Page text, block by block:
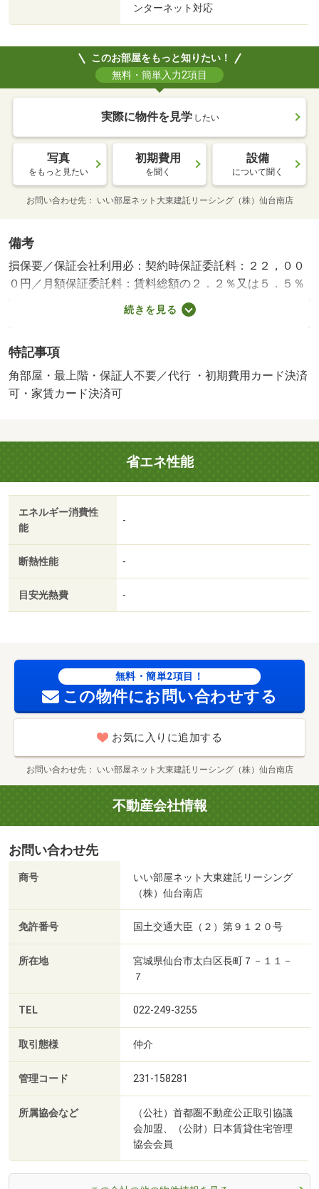
ンターネット対応
このお部屋をもっと知りたい！
無料・簡単入力2項目
実際に物件を見学 したい
写真
をもっと見たい
初期費用
を聞く
設備
について聞く
お問い合わせ先 いい部屋ネット大東建託リーシング（株）仙台南店
備考
損保要／保証会社利用必：契約時保証委託料：２２，００
０円／月額保証委託料：賃料総額の２．２％又は５．５％
／退去時クリーニング費用￥６００００が契約時必要。貸
主インボイス登録あり／更新事務手数料２２０００円／ｒ
００円／家賃割引対象のお部屋です。更新後の家賃は月額
５５，０００円とします。／バストイレ別／バルコニー／
エアコン／ガスコンロ対応／クロゼット／フローリング／
浴室／角住戸／温水洗浄便座／洗面所独立／洗面化粧台／
２口コンロ／駐輪場／宅配ボックス／防犯カメラ／照明付
／グリル付／保証人不要／エアコン２台／物置／ネット使
用料不要／浄水器／ダブルロックキー／浴室に窓／２４時
間換気システム／複層ガラス／プロパンガス／室内物干機
／ＢＳ／ＩＴ重説 対応物件／ＬＧＢＴフレンドリー／初
グリーン原町店（ホームセンター）まで１７００ｍ／デイ
リーヤマザキ 原町本陣店（コンビニ）まで１０００ｍ／
ヨークベニマル原町西店（スーパー）まで２２００ｍ／イ
まで１１００ｍ／原町郵便局（郵便局）まで３３００ｍ
続きを見る
特記事項
角部屋・最上階・保証人不要／代行 ・初期費用カード決済
可・家賃カード決済可
省エネ性能
エネルギー消費性
能
-
断熱性能 -
目安光熱費 -
無料・簡単2項目！
この物件にお問い合わせする
お気に入りに追加する
お問い合わせ先 いい部屋ネット大東建託リーシング（株）仙台南店
不動産会社情報
お問い合わせ先
商号
いい部屋ネット大東建託リーシング
（株）仙台南店
免許番号 国土交通大臣（２）第９１２０号
所在地
宮城県仙台市太白区長町７－１１－
７
TEL 022-249-3255
取引態様 仲介
管理コード 231-158281
所属協会など
（公社）首都圏不動産公正取引協議
会加盟、（公財）日本賃貸住宅管理
協会会員